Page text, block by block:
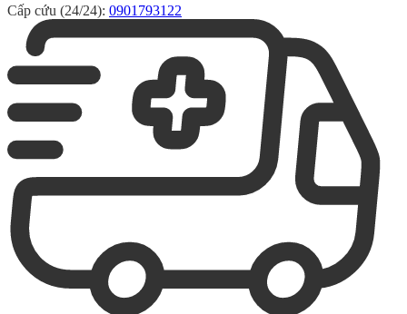
Cấp cứu (24/24): 0901793122